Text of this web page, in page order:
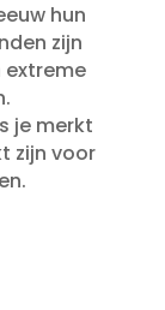
hun
zijn
extreme
je merkt
zijn voor